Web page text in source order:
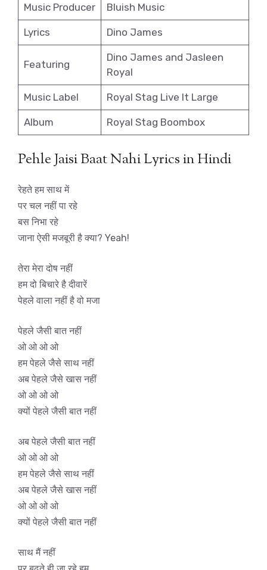
Music Producer Bluish Music
Lyrics Dino James
Featuring
Dino James and Jasleen
Royal
Music Label Royal Stag Live It Large
Album Royal Stag Boombox
Pehle Jaisi Baat Nahi Lyrics in Hindi
रेहते हम साथ में
पर चल नहीं पा रहे
बस निभा रहे
जाना ऐसी मजबूरी है क्या? Yeah!
तेरा मेरा दोष नहीं
हम दो बिचारे है दीवारें
पेहले वाला नहीं है वो मजा
पेहले जैसी बात नहीं
ओ ओ ओ ओ
हम पेहले जैसे साथ नहीं
अब पेहले जैसे खास नहीं
ओ ओ ओ ओ
क्यों पेहले जैसी बात नहीं
अब पेहले जैसी बात नहीं
ओ ओ ओ ओ
हम पेहले जैसे साथ नहीं
अब पेहले जैसे खास नहीं
ओ ओ ओ ओ
क्यों पेहले जैसी बात नहीं
साथ मैं नहीं